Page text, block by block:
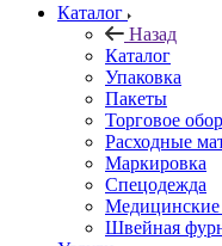
Каталог
Назад
Каталог
Упаковка
Пакеты
Торговое
Расходные
Маркировка
Спецодежда
Медицинские
Швейная